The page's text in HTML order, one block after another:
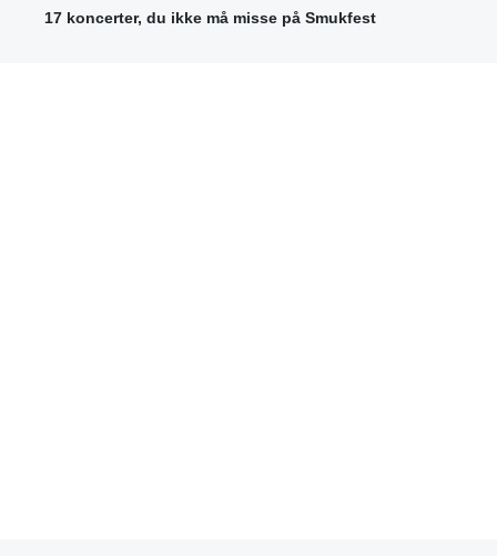
17 koncerter, du ikke må misse på Smukfest